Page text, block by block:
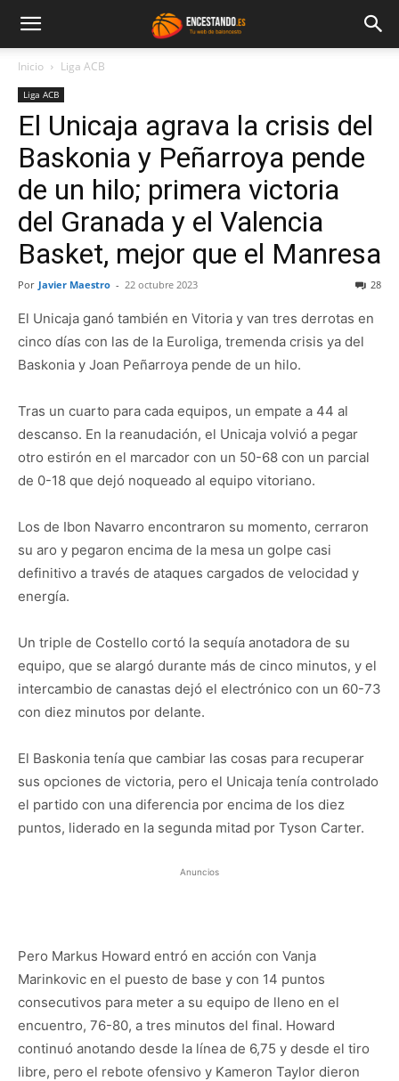
Inicio Liga ACB
Liga ACB
El Unicaja agrava la crisis del
Baskonia y Peñarroya pende
de un hilo; primera victoria
del Granada y el Valencia
Basket, mejor que el Manresa
Por Javier Maestro - 22 octubre 2023 28
El Unicaja ganó también en Vitoria y van tres derrotas en
cinco días con las de la Euroliga, tremenda crisis ya del
Baskonia y Joan Peñarroya pende de un hilo.
Tras un cuarto para cada equipos, un empate a 44 al
descanso. En la reanudación, el Unicaja volvió a pegar
otro estirón en el marcador con un 50-68 con un parcial
de 0-18 que dejó noqueado al equipo vitoriano.
Los de Ibon Navarro encontraron su momento, cerraron
su aro y pegaron encima de la mesa un golpe casi
definitivo a través de ataques cargados de velocidad y
energía.
Un triple de Costello cortó la sequía anotadora de su
equipo, que se alargó durante más de cinco minutos, y el
intercambio de canastas dejó el electrónico con un 60-73
con diez minutos por delante.
El Baskonia tenía que cambiar las cosas para recuperar
sus opciones de victoria, pero el Unicaja tenía controlado
el partido con una diferencia por encima de los diez
puntos, liderado en la segunda mitad por Tyson Carter.
Anuncios
Pero Markus Howard entró en acción con Vanja
Marinkovic en el puesto de base y con 14 puntos
consecutivos para meter a su equipo de lleno en el
encuentro, 76-80, a tres minutos del final. Howard
continuó anotando desde la línea de 6,75 y desde el tiro
libre, pero el rebote ofensivo y Kameron Taylor dieron